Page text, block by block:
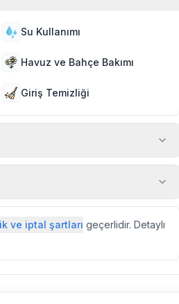
Su Kullanımı
Havuz ve Bahçe Bakımı
Giriş Temizliği
çevrede kelebek, böcek, sinek
dönemsel olarak altyapı
ve iptal şartları geçerlidir. Detaylı